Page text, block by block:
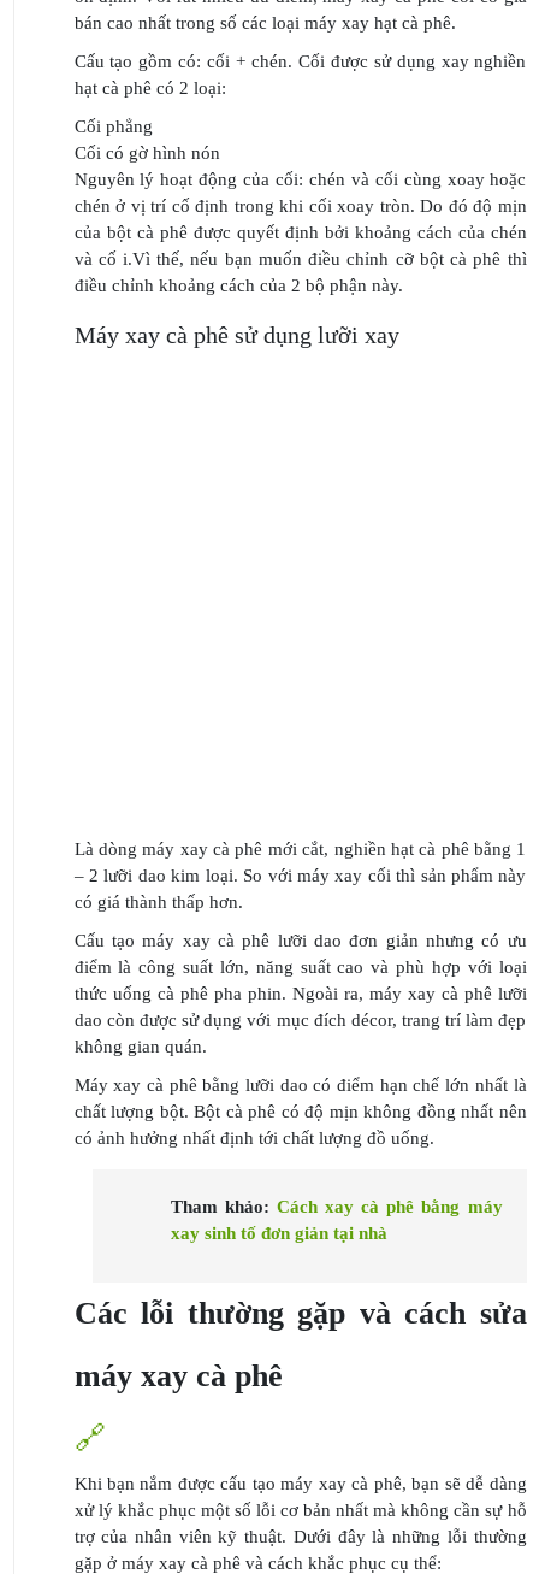
bán cao nhất trong số các loại máy xay hạt cà phê.
Cấu tạo gồm có: cối + chén. Cối được sử dụng xay nghiền
hạt cà phê có 2 loại:
Cối phẳng
Cối có gờ hình nón
Nguyên lý hoạt động của cối: chén và cối cùng xoay hoặc
chén ở vị trí cố định trong khi cối xoay tròn. Do đó độ mịn
của bột cà phê được quyết định bởi khoảng cách của chén
và cố i.Vì thế, nếu bạn muốn điều chỉnh cỡ bột cà phê thì
điều chỉnh khoảng cách của 2 bộ phận này.
Máy xay cà phê sử dụng lưỡi xay
Là dòng máy xay cà phê mới cắt, nghiền hạt cà phê bằng 1
– 2 lưỡi dao kim loại. So với máy xay cối thì sản phẩm này
có giá thành thấp hơn.
Cấu tạo máy xay cà phê lưỡi dao đơn giản nhưng có ưu
điểm là công suất lớn, năng suất cao và phù hợp với loại
thức uống cà phê pha phin. Ngoài ra, máy xay cà phê lưỡi
dao còn được sử dụng với mục đích décor, trang trí làm đẹp
không gian quán.
Máy xay cà phê bằng lưỡi dao có điểm hạn chế lớn nhất là
chất lượng bột. Bột cà phê có độ mịn không đồng nhất nên
có ảnh hưởng nhất định tới chất lượng đồ uống.
Tham khảo: Cách xay cà phê bằng máy
xay sinh tố đơn giản tại nhà
Các lỗi thường gặp và cách sửa
máy xay cà phê
🔗
Khi bạn nắm được cấu tạo máy xay cà phê, bạn sẽ dễ dàng
xử lý khắc phục một số lỗi cơ bản nhất mà không cần sự hỗ
trợ của nhân viên kỹ thuật. Dưới đây là những lỗi thường
gặp ở máy xay cà phê và cách khắc phục cụ thể: